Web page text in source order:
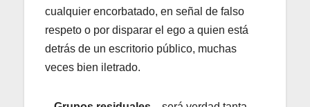
cualquier encorbatado, en señal de falso
respeto o por disparar el ego a quien está
detrás de un escritorio público, muchas
veces bien iletrado.